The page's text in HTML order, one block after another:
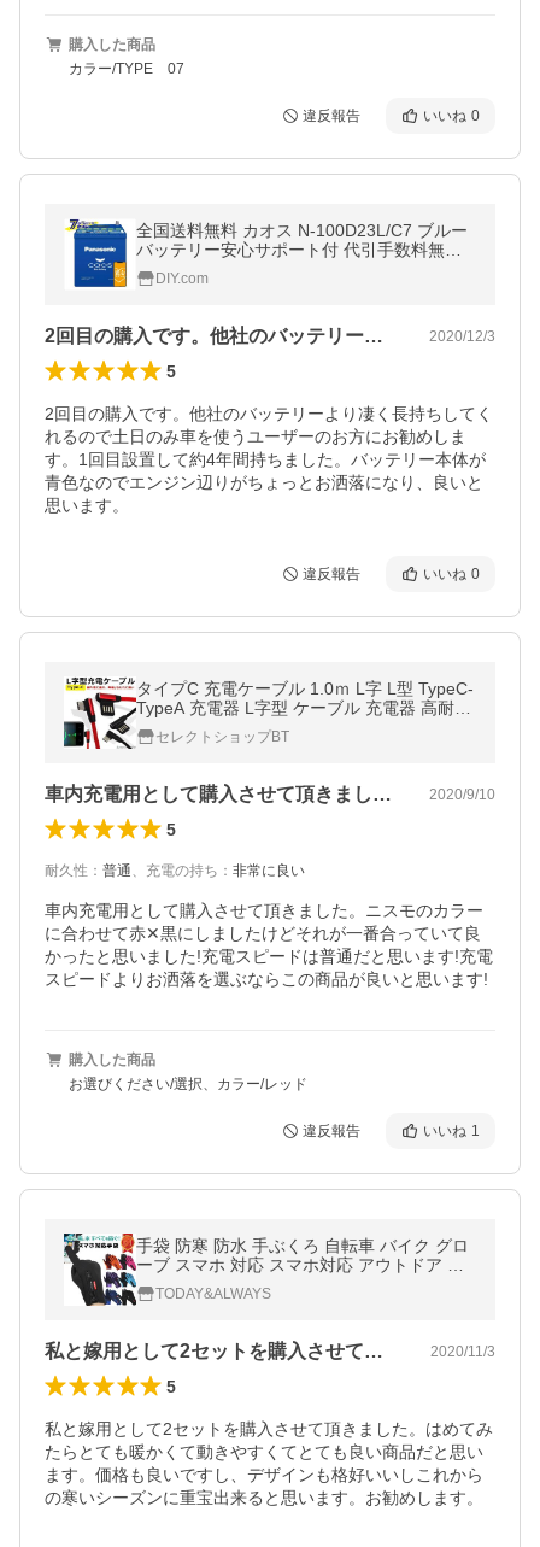
購入した商品
カラー/TYPE 07
違反報告 いいね 0
全国送料無料 カオス N-100D23L/C7 ブルー
バッテリー安心サポート付 代引手数料無料
標準車 充電制御車用 パナソニック 正規品
DIY.com
2回目の購入です。他社のバッテリーより… 2020/12/3
5
2回目の購入です。他社のバッテリーより凄く長持ちしてく
れるので土日のみ車を使うユーザーのお方にお勧めしま
す。1回目設置して約4年間持ちました。バッテリー本体が
青色なのでエンジン辺りがちょっとお洒落になり、良いと
思います。
違反報告 いいね 0
タイプC 充電ケーブル 1.0ｍ L字 L型 TypeC-
TypeA 充電器 L字型 ケーブル 充電器 高耐久
高速充電 コネクタ データ転送
セレクトショップBT
車内充電用として購入させて頂きました。… 2020/9/10
5
耐久性 ： 普通、 充電の持ち ： 非常に良い
車内充電用として購入させて頂きました。ニスモのカラー
に合わせて赤✕黒にしましたけどそれが一番合っていて良
かったと思いました!充電スピードは普通だと思います!充電
スピードよりお洒落を選ぶならこの商品が良いと思います!
購入した商品
お選びください/選択、カラー/レッド
違反報告 いいね 1
手袋 防寒 防水 手ぶくろ 自転車 バイク グロ
ーブ スマホ 対応 スマホ対応 アウトドア 撥
水 メンズ レディース 男女兼用 作業用 タッ
チパネル
TODAY&ALWAYS
私と嫁用として2セットを購入させて頂き… 2020/11/3
5
私と嫁用として2セットを購入させて頂きました。はめてみ
たらとても暖かくて動きやすくてとても良い商品だと思い
ます。価格も良いですし、デザインも格好いいしこれから
の寒いシーズンに重宝出来ると思います。お勧めします。